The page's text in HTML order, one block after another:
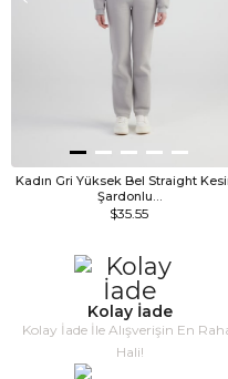
Kadın Gri Yüksek Bel Straight
Şardonlu…
$35.55
Kolay İade
Kolay İade İle Alışverişin En
Hali!